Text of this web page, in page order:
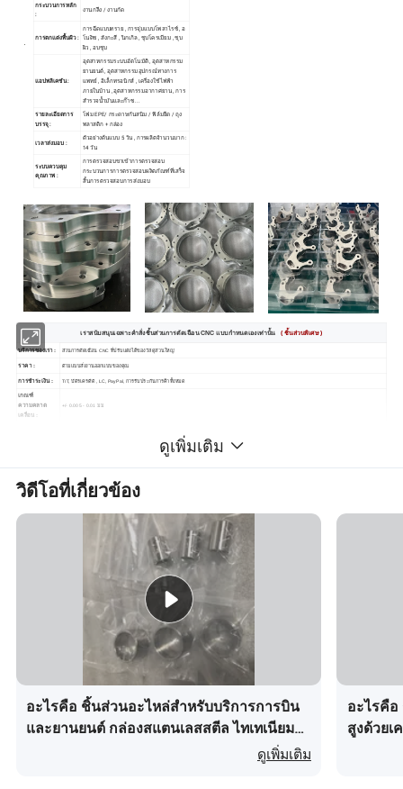
กระบวนการหลัก
:
งานกลึง / งานกัด
การตกแต่งพื้นผิว :
การฉีดแบบทราย , การจุ่มแบบโพลาไรซ์ , อ
โนดิซ , สังกะสี , นิกเกิล , ชุบโครเมียม , ชุบ
ผิว , อบชุบ
แอปพลิเคชัน :
อุตสาหกรรมระบบอัตโนมัติ , อุตสาหกรรม
ยานยนต์ , อุตสาหกรรมอุปกรณ์ทางการ
แพทย์ , อิเล็กทรอนิกส์ , เครื่องใช้ไฟฟ้า
ภายในบ้าน , อุตสาหกรรมอากาศยาน , การ
สำรวจน้ำมันและก๊าซ ...
รายละเอียดการ
บรรจุ :
โฟม EPE/ กระดาษกันสนิม / ฟิล์มยืด / ถุง
พลาสติก + กล่อง
เวลาส่งมอบ :
ตัวอย่างต้นแบบ 5 วัน , การผลิตจำนวนมาก :
14 วัน
ระบบควบคุม
คุณภาพ :
การตรวจสอบขาเข้าการตรวจสอบ
กระบวนการการตรวจสอบผลิตภัณฑ์ที่เสร็จ
สิ้นการตรวจสอบการส่งมอบ
เราสนับสนุนเฉพาะคำสั่งชิ้นส่วนการตัดเฉือน CNC แบบกำหนดเองเท่านั้น( ชิ้นส่วนพิเศษ )
บริการของเรา : ส่วนการตัดเฉือน CNC ที่ปรับแต่งได้ของวัสดุส่วนใหญ่
ราคา : ตามแบบสั่งงานออกแบบของคุณ
การชำระเงิน : T/T, บัตรเครดิต , LC, PayPal, การรับประกันการค้าทั้งหมด
เกณฑ์
ความคลาด
เคลื่อน :
+/- 0.005 - 0.01 มม
โฟม EPE/ กระดาษกันสนิม / ฟิล์มยืด / ถุงพลาสติก + กล่อง
เวลาตัวอย่าง : ใน ช่วงเวลาประมาณ 5 วันทำการในงานกัดที่มีคุณภาพสูงได้รับการปรับแต่งให้เป็นมืออาชีพ ชิ้นส่วนงานกัด CNC อะลูมิเนียม
การเก็บตัวอย่าง
DHL FedEx FedEx UPS และ etc.High
ประโยชน์อื่นๆ :
คิดของคุณหรือขึ้นอยู่กับการออกแบบของคุณเพื่อนำเสนอแนวคิดที่ปรับปรุงให้ดีขึ้น
เรารับผิดชอบต่อปัญหาคุณภาพ 100 % และ การจัดส่งที่รวดเร็ว
ดูเพิ่มเติม
วิดีโอที่เกี่ยวข้อง
อะไรคือ ชิ้นส่วนอะไหล่สำหรับบริการการบิน
และยานยนต์ กล่องสแตนเลสสตีล ไทเทเนียม
ดูเพิ่มเติม
อะไรคื
สูงด้วยเ